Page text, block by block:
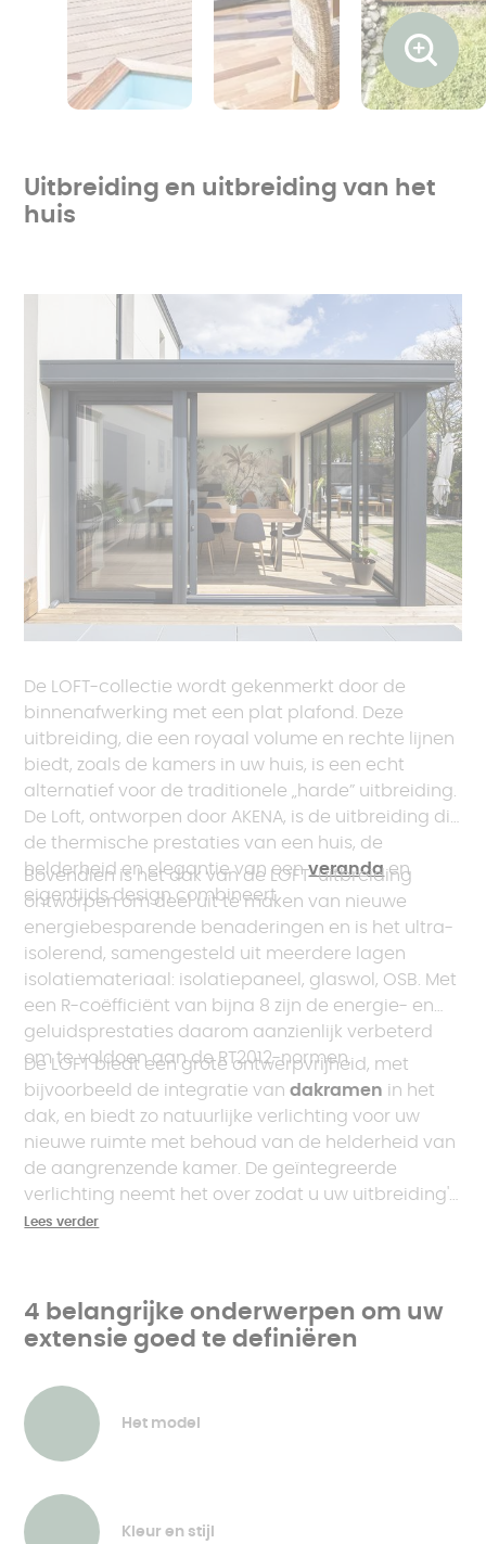
Ouvrir
Uitbreiding en uitbreiding van het
huis
De LOFT-collectie wordt gekenmerkt door de
binnenafwerking met een plat plafond. Deze
uitbreiding, die een royaal volume en rechte lijnen
biedt, zoals de kamers in uw huis, is een echt
alternatief voor de traditionele „harde” uitbreiding.
De Loft, ontworpen door AKENA, is de uitbreiding die
de thermische prestaties van een huis, de
helderheid en elegantie van eenverandaen
eigentijds design combineert.
Bovendien is het dak van de LOFT-uitbreiding
ontworpen om deel uit te maken van nieuwe
energiebesparende benaderingen en is het ultra-
isolerend, samengesteld uit meerdere lagen
isolatiemateriaal: isolatiepaneel, glaswol, OSB. Met
een R-coëfficiënt van bijna 8 zijn de energie- en
geluidsprestaties daarom aanzienlijk verbeterd
om te voldoen aan de RT2012-normen.
De LOFT biedt een grote ontwerpvrijheid, met
bijvoorbeeld de integratie vandakramen in het
dak, en biedt zo natuurlijke verlichting voor uw
nieuwe ruimte met behoud van de helderheid van
de aangrenzende kamer. De geïntegreerde
verlichting neemt het over zodat u uw uitbreiding's
avonds kunt bezetten. Zo kunt u met de LOFT-
woonkamer, eetkamer...
Lees verder
4 belangrijke onderwerpen om uw
extensie goed te definiëren
Het model
Kleur en stijl